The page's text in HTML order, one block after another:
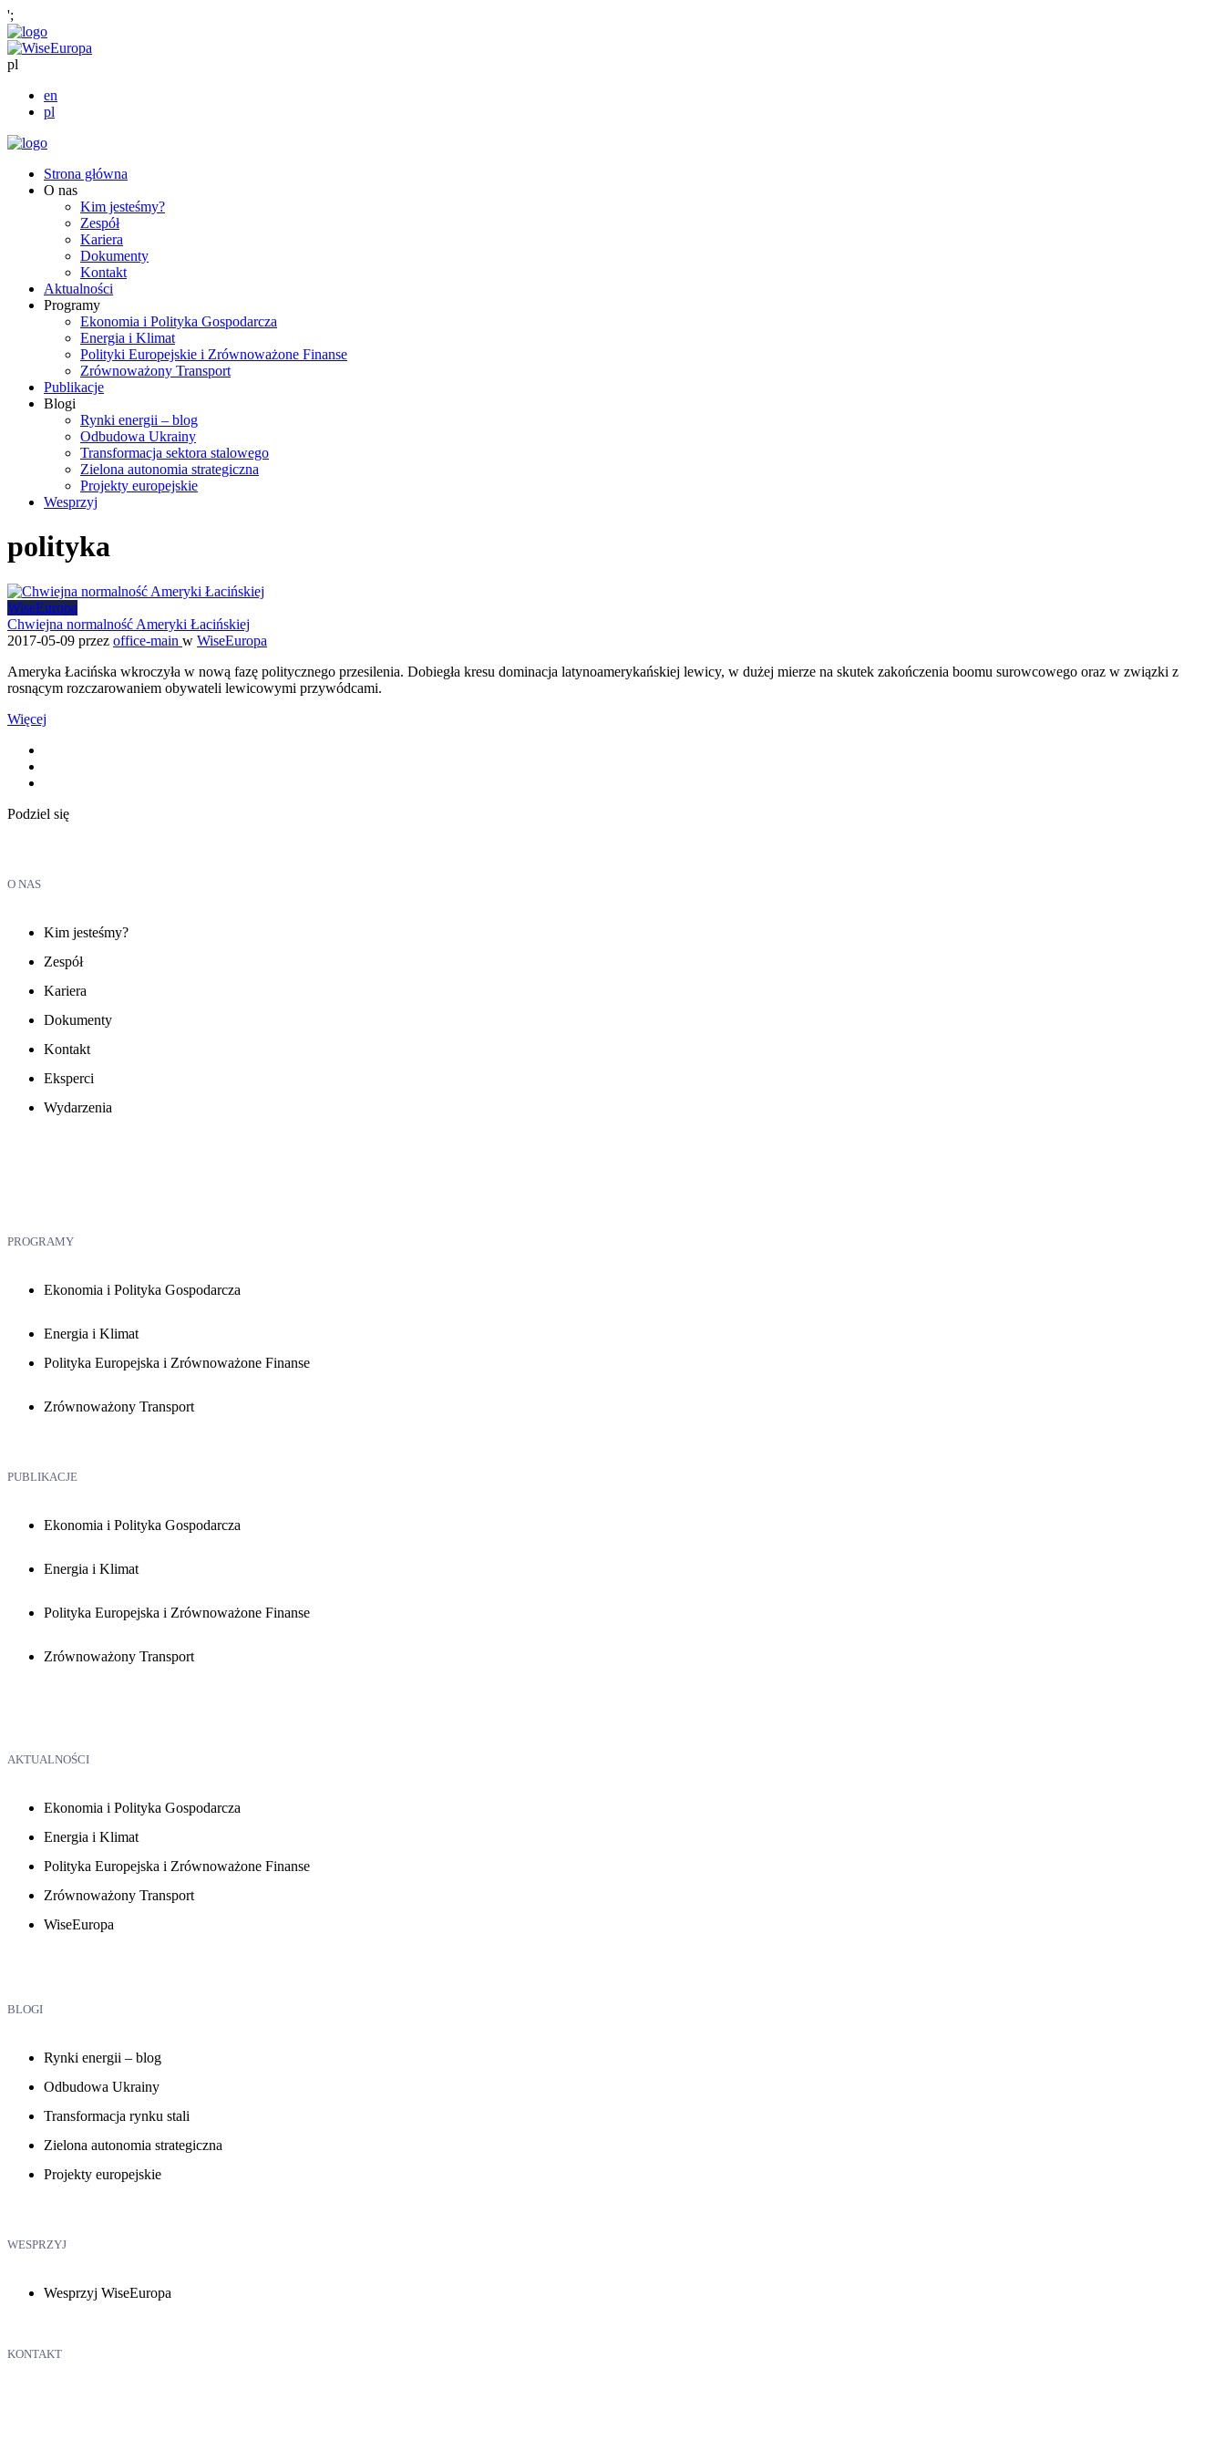
';
pl
en
pl
Strona główna
O nas
Kim jesteśmy?
Zespół
Kariera
Dokumenty
Kontakt
Aktualności
Programy
Ekonomia i Polityka Gospodarcza
Energia i Klimat
Polityki Europejskie i Zrównoważone Finanse
Zrównoważony Transport
Publikacje
Blogi
Rynki energii – blog
Odbudowa Ukrainy
Transformacja sektora stalowego
Zielona autonomia strategiczna
Projekty europejskie
Wesprzyj
polityka
WiseEuropa
Chwiejna normalność Ameryki Łacińskiej
2017-05-09 przez office-main w WiseEuropa
Ameryka Łacińska wkroczyła w nową fazę politycznego przesilenia. Dobiegła kresu dominacja latynoamerykańskiej lewicy, w dużej mierze na skutek zakończenia boomu surowcowego oraz w związki z
rosnącym rozczarowaniem obywateli lewicowymi przywódcami.
Więcej
Podziel się
O NAS
Kim jesteśmy?
Zespół
Kariera
Dokumenty
Kontakt
Eksperci
Wydarzenia
PROGRAMY
Ekonomia i Polityka Gospodarcza
Energia i Klimat
Polityka Europejska i Zrównoważone Finanse
Zrównoważony Transport
PUBLIKACJE
Ekonomia i Polityka Gospodarcza
Energia i Klimat
Polityka Europejska i Zrównoważone Finanse
Zrównoważony Transport
AKTUALNOŚCI
Ekonomia i Polityka Gospodarcza
Energia i Klimat
Polityka Europejska i Zrównoważone Finanse
Zrównoważony Transport
WiseEuropa
BLOGI
Rynki energii – blog
Odbudowa Ukrainy
Transformacja rynku stali
Zielona autonomia strategiczna
Projekty europejskie
WESPRZYJ
Wesprzyj WiseEuropa
KONTAKT